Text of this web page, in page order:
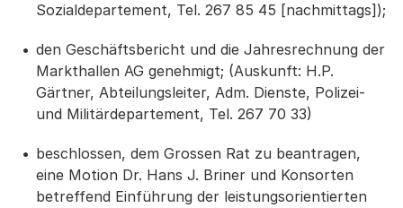
Sozialdepartement, Tel. 267 85 45 [nachmittags]);
den Geschäftsbericht und die Jahresrechnung der
Markthallen AG genehmigt; (Auskunft: H.P.
Gärtner, Abteilungsleiter, Adm. Dienste, Polizei-
und Militärdepartement, Tel. 267 70 33)
beschlossen, dem Grossen Rat zu beantragen,
eine Motion Dr. Hans J. Briner und Konsorten
betreffend Einführung der leistungsorientierten